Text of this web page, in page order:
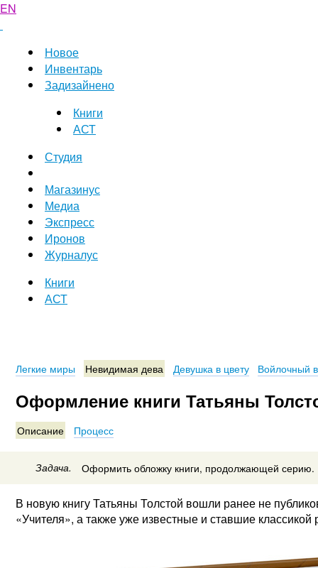
EN
Новое
Инвентарь
Задизайнено
Книги
АСТ
Студия
Магазинус
Медиа
Экспресс
Иронов
Журналус
Книги
АСТ
Легкие миры Невидимая дева Девушка в цвету Войлочный
Оформление книги Татьяны
Описание Процесс
Задача. Оформить обложку книги, продолжающей серию.
В новую книгу Татьяны Толстой вошли ранее не
«Учителя», а также уже известные и ставшие классикой